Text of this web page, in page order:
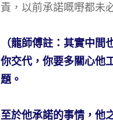
責，以前承諾嘅嘢都未
（龍師傅註：其實中
你交代，你要多關心他
題。
至於他承諾的事情，他